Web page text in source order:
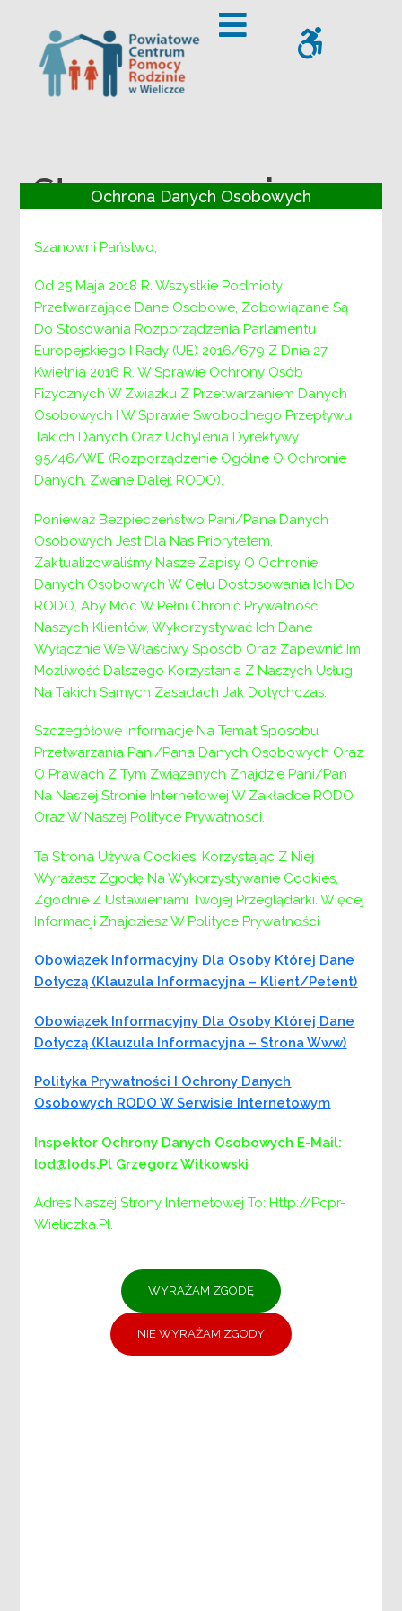
– Stowarzyszenie „Pro Familia” – Konkurs plastyczny „Siła
Ochrona Danych Osobowych
Szanowni Państwo,
Od 25 Maja 2018 R. Wszystkie Podmioty
Przetwarzające Dane Osobowe, Zobowiązane Są
Do Stosowania Rozporządzenia Parlamentu
Europejskiego I Rady (UE) 2016/679 Z Dnia 27
Kwietnia 2016 R. W Sprawie Ochrony Osób
Fizycznych W Związku Z Przetwarzaniem Danych
Osobowych I W Sprawie Swobodnego Przepływu
Takich Danych Oraz Uchylenia Dyrektywy
95/46/WE (Rozporządzenie Ogólne O Ochronie
Danych, Zwane Dalej: RODO).
Ponieważ Bezpieczeństwo Pani/Pana Danych
Osobowych Jest Dla Nas Priorytetem,
Zaktualizowaliśmy Nasze Zapisy O Ochronie
Danych Osobowych W Celu Dostosowania Ich Do
RODO, Aby Móc W Pełni Chronić Prywatność
Naszych Klientów, Wykorzystywać Ich Dane
Wyłącznie We Właściwy Sposób Oraz Zapewnić Im
Możliwość Dalszego Korzystania Z Naszych Usług
Na Takich Samych Zasadach Jak Dotychczas.
Szczegółowe Informacje Na Temat Sposobu
Przetwarzania Pani/Pana Danych Osobowych Oraz
O Prawach Z Tym Związanych Znajdzie Pani/Pan
Na Naszej Stronie Internetowej W Zakładce RODO
Oraz W Naszej Polityce Prywatności.
Ta Strona Używa Cookies. Korzystając Z Niej
Wyrażasz Zgodę Na Wykorzystywanie Cookies,
Zgodnie Z Ustawieniami Twojej Przeglądarki. Więcej
Informacji Znajdziesz W Polityce Prywatności
Obowiązek Informacyjny Dla Osoby Której Dane
Dotyczą (klauzula Informacyjna – Klient/petent)
Obowiązek Informacyjny Dla Osoby Której Dane
Dotyczą (klauzula Informacyjna – Strona Www)
Polityka Prywatności I Ochrony Danych
Osobowych RODO W Serwisie Internetowym
Inspektor Ochrony Danych Osobowych E-Mail:
Iod@iods.pl Grzegorz Witkowski
Adres Naszej Strony Internetowej To: Http://pcpr-
Wieliczka.pl.
Offcanvas Sidebar
Stowarzyszenie
Konkurs plastyczny
„Siła naszej
rodziny”
Nawigacja
wpisu
Poprzedni Poprzedni:
Stowarzyszenie „Pro Familia”-
Postaw na Rodzinę 2024-2025
RODZINNY